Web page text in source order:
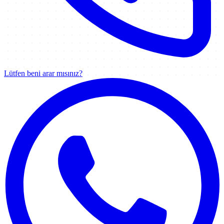
Lütfen beni arar mısınız?